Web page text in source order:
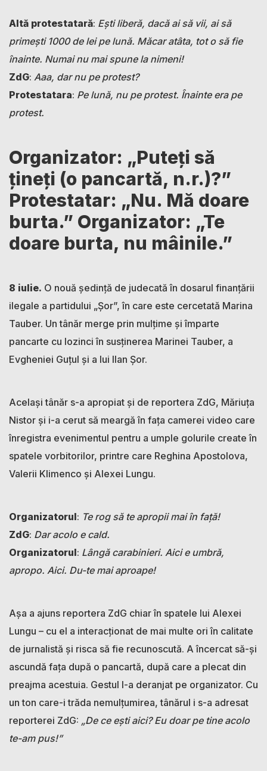
Altă protestatară: Ești liberă, dacă ai să vii, ai să
primești 1000 de lei pe lună. Măcar atâta, tot o să fie
înainte. Numai nu mai spune la nimeni!
ZdG: Aaa, dar nu pe protest?
Protestatara: Pe lună, nu pe protest. Înainte era pe
protest.
Organizator: „Puteți să
țineți (o pancartă, n.r.)?”
Protestatar: „Nu. Mă doare
burta.” Organizator: „Te
doare burta, nu mâinile.”
8 iulie. O nouă ședință de judecată în dosarul finanțării
ilegale a partidului „Șor”, în care este cercetată Marina
Tauber. Un tânăr merge prin mulțime și împarte
pancarte cu lozinci în susținerea Marinei Tauber, a
Evgheniei Guțul și a lui Ilan Șor.
Același tânăr s-a apropiat și de reportera ZdG, Măriuța
Nistor și i-a cerut să meargă în fața camerei video care
înregistra evenimentul pentru a umple golurile create în
spatele vorbitorilor, printre care Reghina Apostolova,
Valerii Klimenco și Alexei Lungu.
Organizatorul: Te rog să te apropii mai în față!
ZdG: Dar acolo e cald.
Organizatorul: Lângă carabinieri. Aici e umbră,
apropo. Aici. Du-te mai aproape!
Așa a ajuns reportera ZdG chiar în spatele lui Alexei
Lungu – cu el a interacționat de mai multe ori în calitate
de jurnalistă și risca să fie recunoscută. A încercat să-și
ascundă fața după o pancartă, după care a plecat din
preajma acestuia. Gestul l-a deranjat pe organizator. Cu
un ton care-i trăda nemulțumirea, tânărul i s-a adresat
reporterei ZdG: „De ce ești aici? Eu doar pe tine acolo
te-am pus!”